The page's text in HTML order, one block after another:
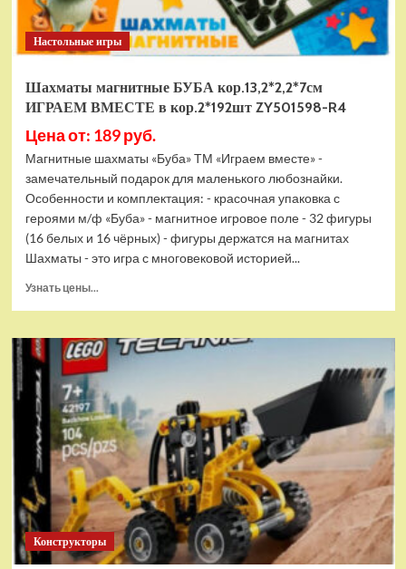
Настольные игры
Шахматы магнитные БУБА кор.13,2*2,2*7см
ИГРАЕМ ВМЕСТЕ в кор.2*192шт ZY501598-R4
Цена от: 189 руб.
Магнитные шахматы «Буба» ТМ «Играем вместе» -
замечательный подарок для маленького любознайки.
Особенности и комплектация: - красочная упаковка с
героями м/ф «Буба» - магнитное игровое поле - 32 фигуры
(16 белых и 16 чёрных) - фигуры держатся на магнитах
Шахматы - это игра с многовековой историей...
Узнать цены...
Шахматы
магнитные
БУБА
ИГРАЕМ
ВМЕСТЕ
в
кор.2*192шт
ZY501598-
R4
Конструкторы